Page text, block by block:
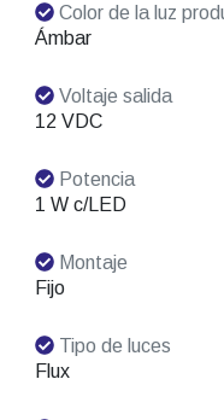
Color de la luz
Ámbar
Voltaje salida
12 VDC
Potencia
1 W c/LED
Montaje
Fijo
Tipo de luces
Flux